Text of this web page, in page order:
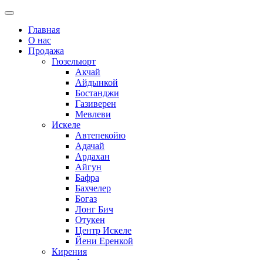
Главная
О нас
Продажа
Гюзельюрт
Акчай
Айдынкой
Бостанджи
Газиверен
Мевлеви
Искеле
Автепекойю
Адачай
Ардахан
Айгун
Бафра
Бахчелер
Богаз
Лонг Бич
Отукен
Центр Искеле
Йени Еренкой
Кирения